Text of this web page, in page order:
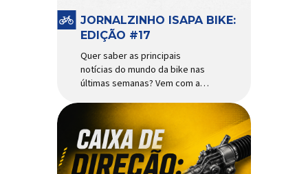
JORNALZINHO ISAPA BIKE:
EDIÇÃO #17
Quer saber as principais
notícias do mundo da bike nas
últimas semanas? Vem com a
chegou! Clique aqui e leia
agora mesmo!